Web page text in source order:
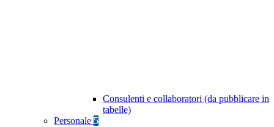
Consulenti e collaboratori (da pubblicare in
tabelle)
Personale 5